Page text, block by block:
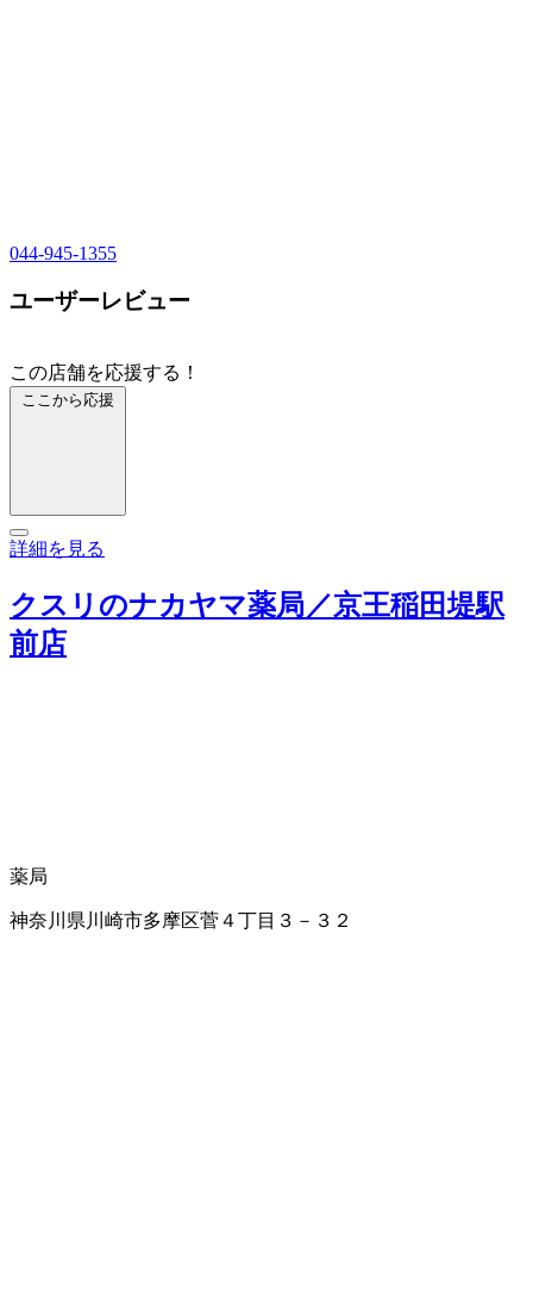
044-945-1355
ユーザーレビュー
この店舗を応援する！
ここから応援
詳細を見る
クスリのナカヤマ薬局／京王稲田堤駅
前店
薬局
神奈川県川崎市多摩区菅４丁目３－３２